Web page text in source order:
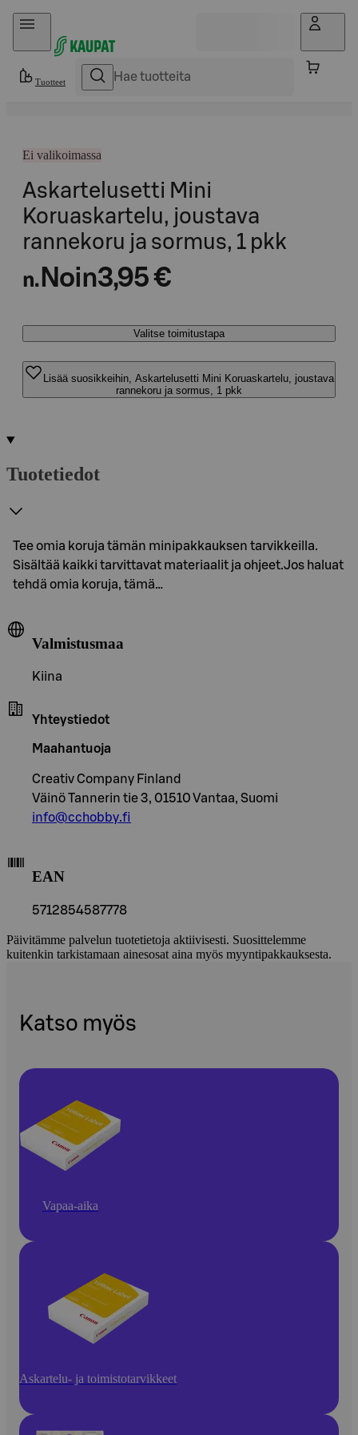
Hyppää sisältöön
Tuotteet
Ei valikoimassa
Askartelusetti Mini
Koruaskartelu, joustava
rannekoru ja sormus, 1 pkk
n. Noin3,95 €
Valitse toimitustapa
Lisää suosikkeihin, Askartelusetti Mini Koruaskartelu, joustava
rannekoru ja sormus, 1 pkk
Tuotetiedot
Tee omia koruja tämän minipakkauksen tarvikkeilla.
Sisältää kaikki tarvittavat materiaalit ja ohjeet.Jos haluat
tehdä omia koruja, tämä…
Valmistusmaa
Kiina
Yhteystiedot
Maahantuoja
Creativ Company Finland
Väinö Tannerin tie 3, 01510 Vantaa, Suomi
info@cchobby.fi
EAN
5712854587778
Päivitämme palvelun tuotetietoja aktiivisesti. Suosittelemme
kuitenkin tarkistamaan ainesosat aina myös myyntipakkauksesta.
Katso myös
Vapaa-aika
Askartelu- ja toimistotarvikkeet